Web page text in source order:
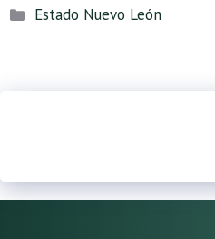
Categorías
Estado Nuevo León